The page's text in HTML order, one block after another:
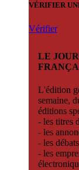
VÉRIFIER
Vérifier
LE
L'édition
semaine,
éditions
- les titres
- les
- les
- les